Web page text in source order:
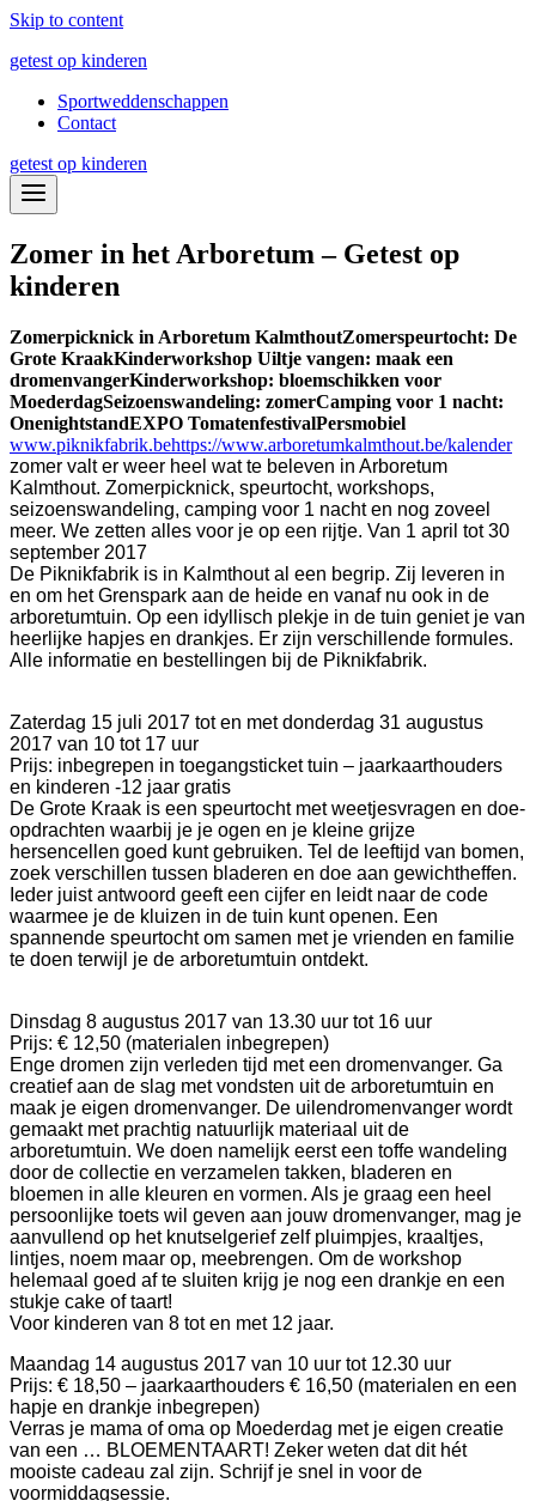
Skip to content
getest op kinderen
Sportweddenschappen
Contact
getest op kinderen
Zomer in het Arboretum – Getest op
kinderen
Zomerpicknick in Arboretum KalmthoutZomerspeurtocht: De
Grote KraakKinderworkshop Uiltje vangen: maak een
dromenvangerKinderworkshop: bloemschikken voor
MoederdagSeizoenswandeling: zomerCamping voor 1 nacht:
OnenightstandEXPO TomatenfestivalPersmobiel
www.piknikfabrik.behttps://www.arboretumkalmthout.be/kalender
zomer valt er weer heel wat te beleven in Arboretum
Kalmthout. Zomerpicknick, speurtocht, workshops,
seizoenswandeling, camping voor 1 nacht en nog zoveel
meer. We zetten alles voor je op een rijtje. Van 1 april tot 30
september 2017
De Piknikfabrik is in Kalmthout al een begrip. Zij leveren in
en om het Grenspark aan de heide en vanaf nu ook in de
arboretumtuin. Op een idyllisch plekje in de tuin geniet je van
heerlijke hapjes en drankjes. Er zijn verschillende formules.
Alle informatie en bestellingen bij de Piknikfabrik.
Zaterdag 15 juli 2017 tot en met donderdag 31 augustus
2017 van 10 tot 17 uur
Prijs: inbegrepen in toegangsticket tuin – jaarkaarthouders
en kinderen -12 jaar gratis
De Grote Kraak is een speurtocht met weetjesvragen en doe-
opdrachten waarbij je je ogen en je kleine grijze
hersencellen goed kunt gebruiken. Tel de leeftijd van bomen,
zoek verschillen tussen bladeren en doe aan gewichtheffen.
Ieder juist antwoord geeft een cijfer en leidt naar de code
waarmee je de kluizen in de tuin kunt openen. Een
spannende speurtocht om samen met je vrienden en familie
te doen terwijl je de arboretumtuin ontdekt.
Dinsdag 8 augustus 2017 van 13.30 uur tot 16 uur
Prijs: € 12,50 (materialen inbegrepen)
Enge dromen zijn verleden tijd met een dromenvanger. Ga
creatief aan de slag met vondsten uit de arboretumtuin en
maak je eigen dromenvanger. De uilendromenvanger wordt
gemaakt met prachtig natuurlijk materiaal uit de
arboretumtuin. We doen namelijk eerst een toffe wandeling
door de collectie en verzamelen takken, bladeren en
bloemen in alle kleuren en vormen. Als je graag een heel
persoonlijke toets wil geven aan jouw dromenvanger, mag je
aanvullend op het knutselgerief zelf pluimpjes, kraaltjes,
lintjes, noem maar op, meebrengen. Om de workshop
helemaal goed af te sluiten krijg je nog een drankje en een
stukje cake of taart!
Voor kinderen van 8 tot en met 12 jaar.
Maandag 14 augustus 2017 van 10 uur tot 12.30 uur
Prijs: € 18,50 – jaarkaarthouders € 16,50 (materialen en een
hapje en drankje inbegrepen)
Verras je mama of oma op Moederdag met je eigen creatie
van een … BLOEMENTAART! Zeker weten dat dit hét
mooiste cadeau zal zijn. Schrijf je snel in voor de
voormiddagsessie.